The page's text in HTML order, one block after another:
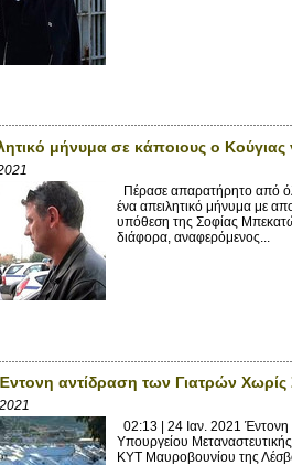
μήνυμα σε κάποιους ο
Πέρασε απαρατήρητο από
ένα απειλητικό μήνυμα με
υπόθεση της Σοφίας
διάφορα, αναφερόμενος...
αντίδραση των Γιατρών
02:13 | 24 Ιαν. 2021 Έντονη
Υπουργείου
ΚΥΤ Μαυροβουνίου της